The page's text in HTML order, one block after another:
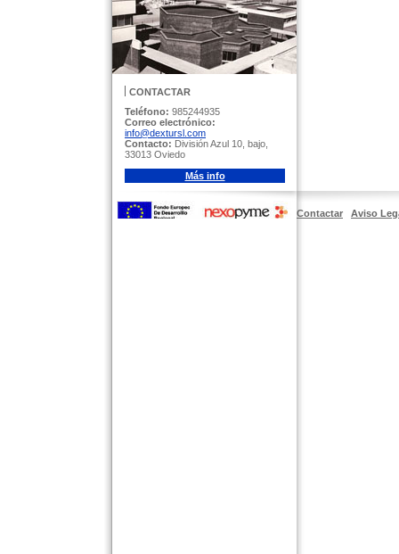
CONTACTAR
Teléfono: 985244935
Correo electrónico:
info@dextursl.com
Contacto: División Azul 10, bajo,
33013 Oviedo
Más info
Contactar Aviso